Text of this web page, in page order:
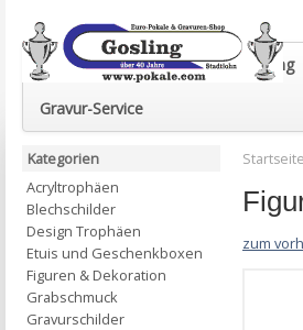
Euro-Pokale & Gravur-Shop Gosling
Gravur-Service
Startseite
zum
Kategorien
Acryltrophäen
Blechschilder
Design Trophäen
Etuis und Geschenkboxen
Figuren & Dekoration
Grabschmuck
Gravurschilder